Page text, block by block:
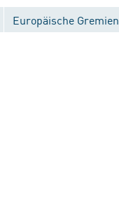
Europäische Gremien